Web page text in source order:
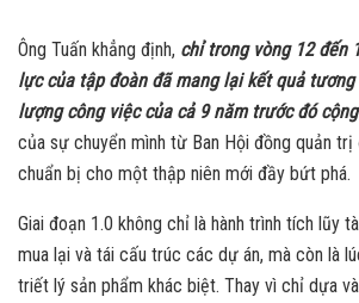
Ông Tuấn khẳng định, chỉ trong vòng 12 đến
lực của tập đoàn đã mang lại kết quả
lượng công việc của cả 9 năm trước đó
của sự chuyển mình từ Ban Hội đồng quản trị
chuẩn bị cho một thập niên mới đầy bứt phá.
Giai đoạn 1.0 không chỉ là hành trình tích lũy
mua lại và tái cấu trúc các dự án, mà còn là
triết lý sản phẩm khác biệt. Thay vì chỉ dựa